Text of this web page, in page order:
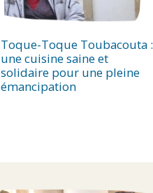
Toque-Toque Toubacouta :
une cuisine saine et
solidaire pour une pleine
émancipation